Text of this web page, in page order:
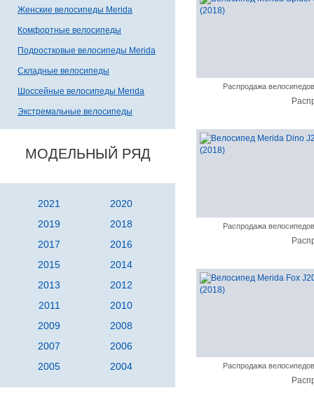
Женские велосипеды Merida
Комфортные велосипеды
Подростковые велосипеды Merida
Складные велосипеды
Шоссейные велосипеды Merida
Экстремальные велосипеды
МОДЕЛЬНЫЙ РЯД
2021
2020
2019
2018
2017
2016
2015
2014
2013
2012
2011
2010
2009
2008
2007
2006
2005
2004
Распродажа велосипедов
Распродажа велосипедов
Распродажа велосипедов